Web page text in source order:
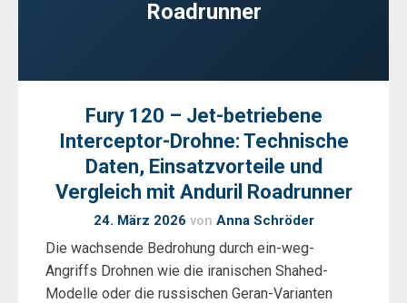
Roadrunner
Fury 120 – Jet-betriebene
Interceptor-Drohne: Technische
Daten, Einsatzvorteile und
Vergleich mit Anduril Roadrunner
24. März 2026 von Anna Schröder
Die wachsende Bedrohung durch ein-weg-
Angriffs Drohnen wie die iranischen Shahed-
Modelle oder die russischen Geran-Varianten